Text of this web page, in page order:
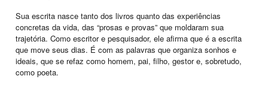
Sua escrita nasce tanto dos livros quanto das experiências
concretas da vida, das “prosas e provas” que moldaram sua
trajetória. Como escritor e pesquisador, ele afirma que é a escrita
que move seus dias. É com as palavras que organiza sonhos e
ideais, que se refaz como homem, pai, filho, gestor e, sobretudo,
como poeta.